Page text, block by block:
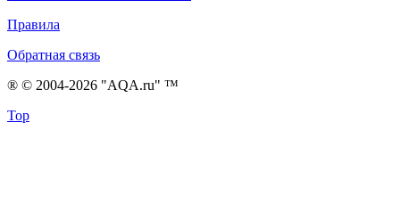
Правила
Обратная связь
® © 2004-2026 "AQA.ru" ™
Top